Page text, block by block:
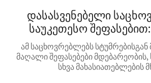
დასასვენებელი
საუკეთესო შეფასებით:
ამ საცხოვრებლებს
მაღალი შეფასებები მდებარეობის,
სხვა მახასიათებლების